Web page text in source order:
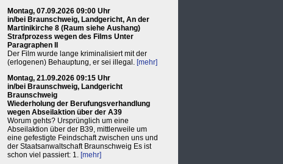
Montag, 07.09.2026 09:00 Uhr
in/bei Braunschweig, Landgericht, An der
Martinikirche 8 (Raum siehe Aushang)
Strafprozess wegen des Films Unter
Paragraphen II
Der Film wurde lange kriminalisiert mit der
(erlogenen) Behauptung, er sei illegal. [mehr]
Montag, 21.09.2026 09:15 Uhr
in/bei Braunschweig, Landgericht
Braunschweig
Wiederholung der Berufungsverhandlung
wegen Abseilaktion über der A39
Worum gehts? Ursprünglich um eine
Abseilaktion über der B39, mittlerweile um
eine gefestigte Feindschaft zwischen uns und
der Staatsanwaltschaft Braunschweig Es ist
schon viel passiert: 1. [mehr]